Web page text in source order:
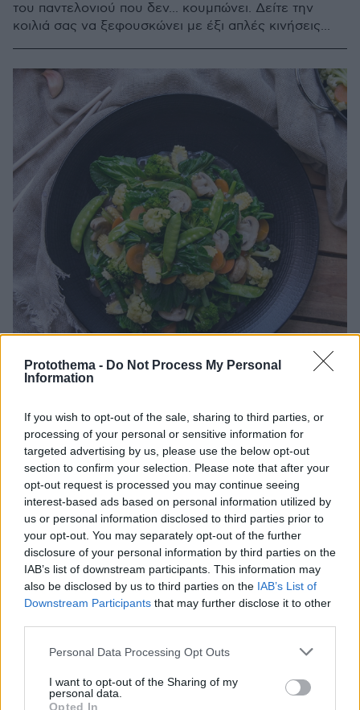
Protothema - Do Not Process My Personal
Information
If you wish to opt-out of the sale, sharing to third parties, or
processing of your personal or sensitive information for
targeted advertising by us, please use the below opt-out
section to confirm your selection. Please note that after your
opt-out request is processed you may continue seeing
interest-based ads based on personal information utilized by
us or personal information disclosed to third parties prior to
your opt-out. You may separately opt-out of the further
disclosure of your personal information by third parties on the
IAB’s list of downstream participants. This information may
also be disclosed by us to third parties on the IAB’s List of
Downstream Participants that may further disclose it to other
Please note that this website/app uses one or more Google
not limited to your visit or usage behaviour. You may click to
grant or deny consent to Google and its third-party tags to
Personal Data Processing Opt Outs
I want to opt-out of the Sharing of my
personal data.
Opted In
του παντελονιού που δεν... κουμπώνει. Δείτε την
κοιλιά σας να ξεφουσκώνει με έξι απλές κινήσεις...
Τα 4 λαχανικά με αντιφλεγμονώδη δράση που
συστήνονται για επίπεδη κοιλιά
Τα λαχανικά είναι από τις πιο υγιεινές τροφές που
μπορούμε να συμπεριλάβουμε στη διατροφή μας.
Μερικά από αυτά είναι ακόμα πιο θρεπτικά.
30.06.2022, 12:00